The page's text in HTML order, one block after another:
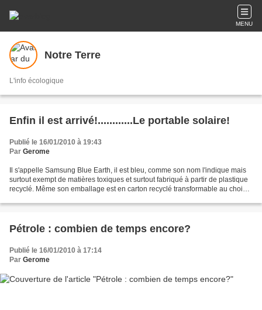
MENU
Notre Terre
L'info écologique
Enfin il est arrivé!............Le portable solaire!
Publié le 16/01/2010 à 19:43
Par Gerome
Il s'appelle Samsung Blue Earth, il est bleu, comme son nom l'indique mais
surtout exempt de matières toxiques et surtout fabriqué à partir de plastique
recyclé. Même son emballage est en carton recyclé transformable au choix
Pétrole : combien de temps encore?
Publié le 16/01/2010 à 17:14
Par Gerome